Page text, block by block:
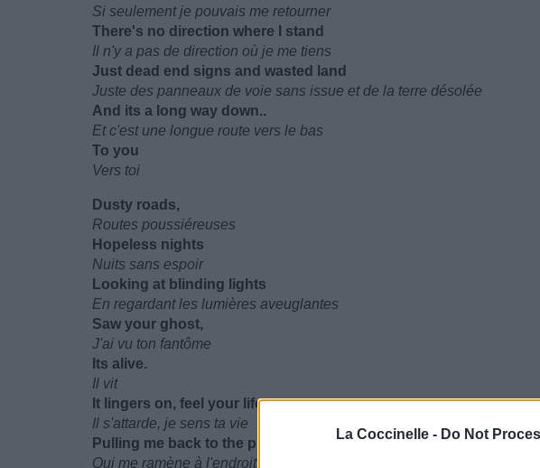
La Coccinelle - Do Not
Si seulement je pouvais me retourner
There's no direction where I stand
Il n'y a pas de direction où je me tiens
Just dead end signs and wasted land
Juste des panneaux de voie sans issue et de la terre désolée
And its a long way down..
Et c'est une longue route vers le bas
To you
Vers toi
Dusty roads,
Routes poussiéreuses
Hopeless nights
Nuits sans espoir
Looking at blinding lights
En regardant les lumières aveuglantes
Saw your ghost,
J'ai vu ton fantôme
Its alive.
Il vit
It lingers on, feel your life.
Il s'attarde, je sens ta vie
Pulling me back to the place...
Qui me ramène à l'endroit